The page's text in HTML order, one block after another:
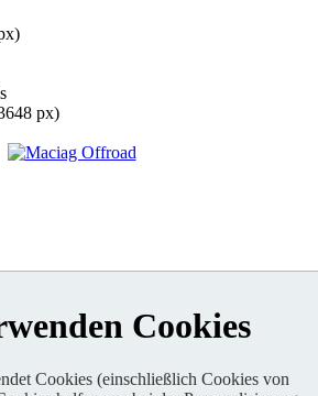
px)
Cookies
Cookies (einschließlich Cookies von